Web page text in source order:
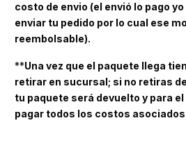
costo de envio (el envió lo pago
enviar tu pedido por lo cual ese
reembolsable).
**Una vez que el paquete llega
retirar en sucursal; si no retiras
tu paquete será devuelto y para
pagar todos los costos